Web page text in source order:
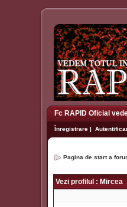
Fc RAPID Oficial
Înregistrare |
Pagina de start a
Vezi profilul : Mircea